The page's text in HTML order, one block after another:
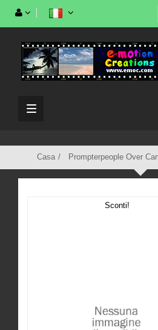
Casa Prompterpeople Over
Sconti!